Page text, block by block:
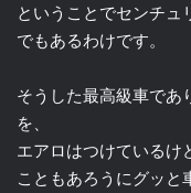
ということでセンチュ
でもあるわけです。
そうした最高級車であ
を、
エアロはつけているけ
こともあろうにグッと